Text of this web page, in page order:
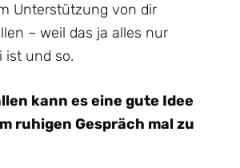
Unterstützung von dir
– weil das ja alles nur
ist und so.
kann es eine gute Idee
ruhigen Gespräch mal zu